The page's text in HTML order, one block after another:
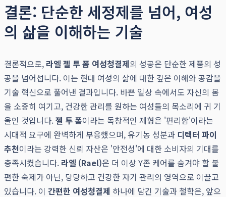
결론: 단순한 세정제를 넘어, 여성
의 삶을 이해하는 기술
결론적으로, 라엘 젤 투 폼 여성청결제의 성공은 단순한 제품의 성
공을 넘어섭니다. 이는 현대 여성의 삶에 대한 깊은 이해와 공감을
기술 혁신으로 풀어낸 결과입니다. 바쁜 일상 속에서도 자신의 몸
을 소중히 여기고, 건강한 관리를 원하는 여성들의 목소리에 귀 기
울인 것입니다.젤 투 폼이라는 독창적인 제형은 '편리함'이라는
시대적 요구에 완벽하게 부응했으며, 유기농 성분과 디렉터 파이
추천이라는 강력한 신뢰 자산은 '안전성'에 대한 소비자의 기대를
충족시켰습니다. 라엘 (Rael)은 더 이상 Y존 케어를 숨겨야 할 불
편한 숙제가 아닌, 당당하고 건강한 자기 관리의 영역으로 이끌고
있습니다. 이 간편한 여성청결제 하나에 담긴 기술과 철학은, 앞으